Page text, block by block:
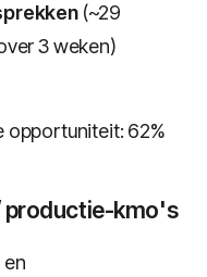
(~29
3 weken)
62%
productie-kmo's
en